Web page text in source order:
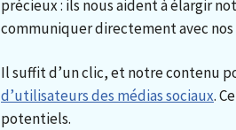
précieux : ils nous aident à élargir
communiquer directement avec
Il suffit d’un clic, et notre contenu
d’utilisateurs des médias sociaux.
potentiels.